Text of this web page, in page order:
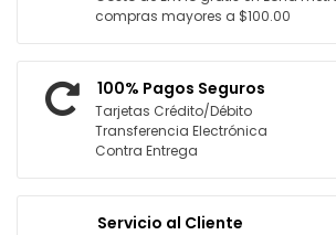
compras mayores a $100.00
100% Pagos Seguros
Tarjetas Crédito/Débito
Transferencia Electrónica
Contra Entrega
Servicio al Cliente